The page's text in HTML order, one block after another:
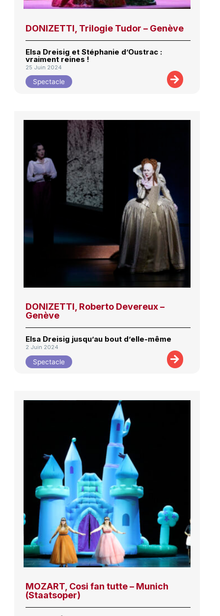
DONIZETTI, Trilogie Tudor – Genève
Elsa Dreisig et Stéphanie d’Oustrac :
vraiment reines !
25 Juin 2024
Spectacle
DONIZETTI, Roberto Devereux –
Genève
Elsa Dreisig jusqu’au bout d’elle-même
2 Juin 2024
Spectacle
MOZART, Cosi fan tutte – Munich
(Staatsoper)